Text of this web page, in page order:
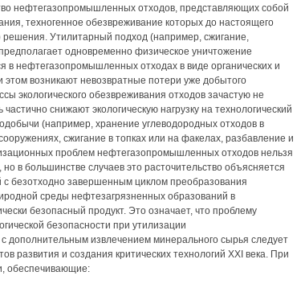
нефтегазопромышленных отходов, представляющих собой
техногенное обезвреживание которых до настоящего
решения. Утилитарный подход (например, сжигание,
одновременно физическое уничтожение
в нефтегазопромышленных отходах в виде органических и
возникают невозвратные потери уже добытого
экологического обезвреживания отходов зачастую не
снижают экологическую нагрузку на технологический
(например, хранение углеводородных отходов в
сжигание в топках или на факелах, разбавление и
проблем нефтегазопромышленных отходов нельзя
но в большинстве случаев это расточительство объясняется
с безотходно завершенным циклом преобразования
среды нефтезагрязненных образований в
безопасный продукт. Это означает, что проблему
безопасности при утилизации
дополнительным извлечением минерального сырья следует
развития и создания критических технологий XXI века. При
обеспечивающие: